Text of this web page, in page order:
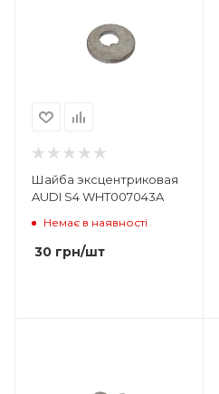
Шайба эксцентриковая
AUDI S4 WHT007043A
Немає в наявності
30 грн/шт